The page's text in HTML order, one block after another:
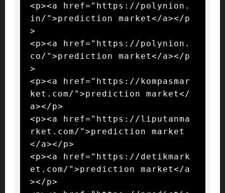
<p><a href="https://polynion.
in/">prediction market</a></p
>
<p><a href="https://polynion.
co/">prediction market</a></p
>
<p><a href="https://kompasmar
ket.com/">prediction market</
a></p>
<p><a href="https://liputanma
rket.com/">prediction market
</a></p>
<p><a href="https://detikmark
et.com/">prediction market</a
></p>